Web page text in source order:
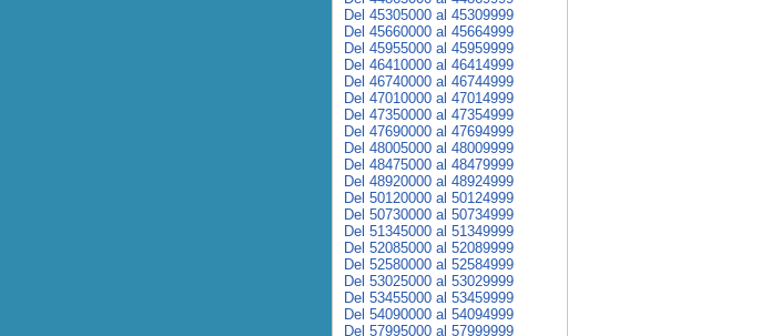
Del 45305000 al 45309999
Del 45660000 al 45664999
Del 45955000 al 45959999
Del 46410000 al 46414999
Del 46740000 al 46744999
Del 47010000 al 47014999
Del 47350000 al 47354999
Del 47690000 al 47694999
Del 48005000 al 48009999
Del 48475000 al 48479999
Del 48920000 al 48924999
Del 50120000 al 50124999
Del 50730000 al 50734999
Del 51345000 al 51349999
Del 52085000 al 52089999
Del 52580000 al 52584999
Del 53025000 al 53029999
Del 53455000 al 53459999
Del 54090000 al 54094999
Del 57995000 al 57999999